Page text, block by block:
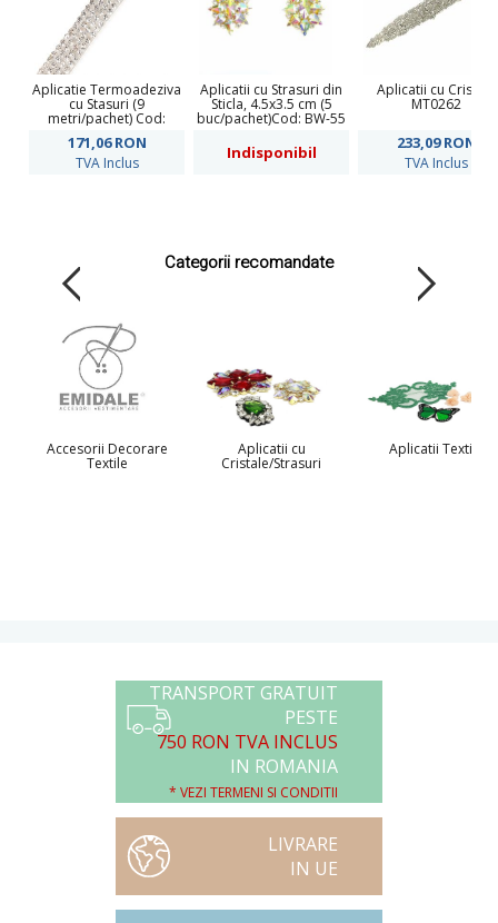
Aplicatie Termoadeziva
cu Stasuri (9
metri/pachet) Cod:
171,06RON
TVA Inclus
Aplicatii cu Strasuri din
Sticla, 4.5x3.5 cm (5
buc/pachet)Cod: BW-55
Indisponibil
Aplicatii cu Cristale
MT0262
233,09RON
TVA Inclus
Categorii recomandate
Accesorii Decorare
Textile
Aplicatii cu
Cristale/Strasuri
Aplicatii Textile
TRANSPORT GRATUIT
PESTE
750 RON TVA INCLUS
IN ROMANIA
* VEZI TERMENI SI CONDITII
LIVRARE
IN UE